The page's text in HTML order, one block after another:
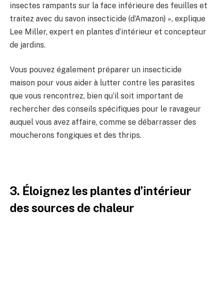
insectes rampants sur la face inférieure des feuilles et
traitez avec du savon insecticide (d’Amazon) », explique
Lee Miller, expert en plantes d’intérieur et concepteur
de jardins.
Vous pouvez également préparer un insecticide
maison pour vous aider à lutter contre les parasites
que vous rencontrez, bien qu’il soit important de
rechercher des conseils spécifiques pour le ravageur
auquel vous avez affaire, comme se débarrasser des
moucherons fongiques et des thrips.
3. Éloignez les plantes d’intérieur
des sources de chaleur